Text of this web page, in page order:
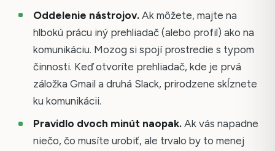
Oddelenie nástrojov.Ak môžete, majte na
hlbokú prácu iný prehliadač (alebo profil) ako na
komunikáciu. Mozog si spojí prostredie s typom
činnosti. Keď otvoríte prehliadač, kde je prvá
záložka Gmail a druhá Slack, prirodzene skĺznete
ku komunikácii.
Pravidlo dvoch minút naopak.Ak vás napadne
niečo, čo musíte urobiť, ale trvalo by to menej